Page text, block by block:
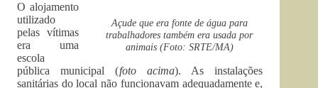
Açude que era fonte de água para
trabalhadores também era usada por
animais (Foto: SRTE/MA)
O alojamento
utilizado
pelas vítimas
era uma
escola
pública municipal (foto acima). As instalações
sanitárias do local não funcionavam adequadamente e,